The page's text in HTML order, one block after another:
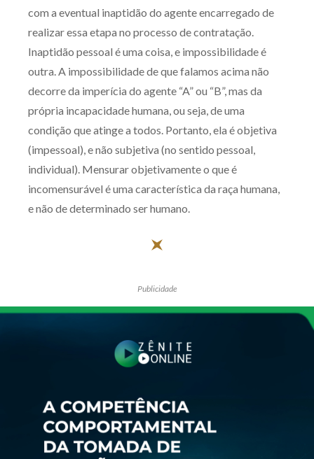
com a eventual inaptidão do agente encarregado de
realizar essa etapa no processo de contratação.
Inaptidão pessoal é uma coisa, e impossibilidade é
outra. A impossibilidade de que falamos acima não
decorre da imperícia do agente “A” ou “B”, mas da
própria incapacidade humana, ou seja, de uma
condição que atinge a todos. Portanto, ela é objetiva
(impessoal), e não subjetiva (no sentido pessoal,
individual). Mensurar objetivamente o que é
incomensurável é uma característica da raça humana,
e não de determinado ser humano.
Publicidade